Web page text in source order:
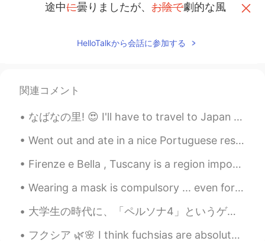
途中に曇りましたが、お陰で劇的な風
途中曇りましたが、劇的な風景が目の
HelloTalkから会話に参加する
関連コメント
なばなの里! 😍 I'll have to travel to Japan next winter so that I can see this! 👌 Online source: 名古屋か...
Went out and ate in a nice Portuguese restaurant; it’s been a while!!!! すてきなポルトガルりょうりのレストランにいきました...
Firenze e Bella , Tuscany is a region important for Italy and Europe in itself. Renaissance spawn...
Wearing a mask is compulsory ... even for the tram. トラムでもマスクの着用は必須です。 Le port du masque est obli...
大学生の時代に、「ペルソナ4」というゲームが流行ってた。ゲームとして面白かったんだけど、俺にとって一番面白かったのは、日本の生活を観察できることだった。あの時の自分が日本のこと何も知らなくて、だ...
フクシア 🌿🌸 I think fuchsias are absolutely gorgeous and unique. I want to create a designated fuchsi...